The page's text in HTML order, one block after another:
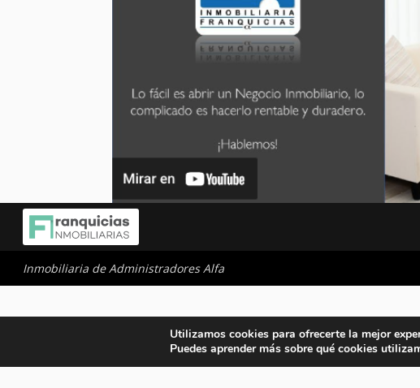
Inmobiliaria de Administradores Alfa
Utilizamos cookies para ofrecerte la mejor
Puedes aprender más sobre qué cookies